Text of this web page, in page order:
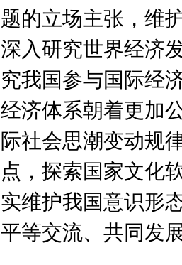
题的立场主张，维
深入研究世界经济
究我国参与国际经
经济体系朝着更加
际社会思潮变动规
点，探索国家文化
实维护我国意识形
平等交流、共同发